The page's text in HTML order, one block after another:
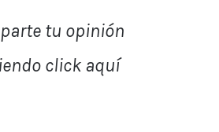
tu opinión
click aquí